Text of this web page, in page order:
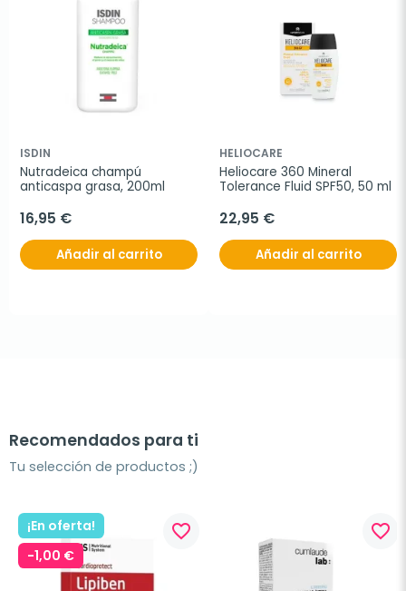
ISDIN
Nutradeica champú
anticaspa grasa, 200ml
16,95 €
Añadir al carrito
HELIOCARE
Heliocare 360 Mineral
Tolerance Fluid SPF50, 50 ml
22,95 €
Añadir al carrito
Recomendados para ti
Tu selección de productos ;)
¡En oferta!
-1,00 €
favorite_border favorite_border